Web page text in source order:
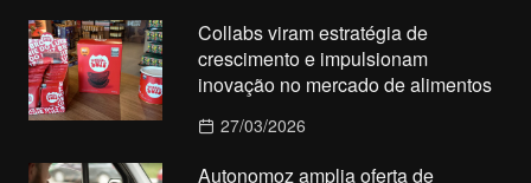
Collabs viram estratégia de
crescimento e impulsionam
inovação no mercado de alimentos
27/03/2026
Autonomoz amplia oferta de